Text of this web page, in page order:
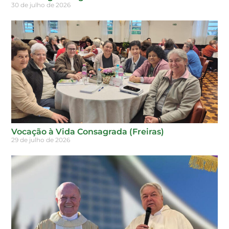
30 de julho de 2026
Vocação à Vida Consagrada (Freiras)
29 de julho de 2026